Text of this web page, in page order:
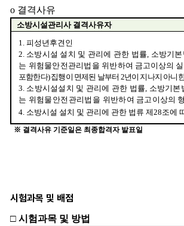
시험과목 및 배점